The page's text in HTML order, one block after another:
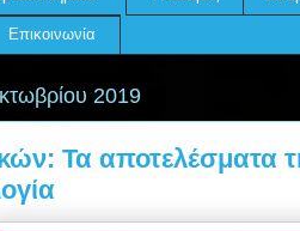
Επικοινωνία
2019
Τα αποτελέσματα